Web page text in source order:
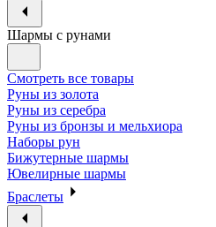
Шармы с рунами
Смотреть все товары
Руны из золота
Руны из серебра
Руны из бронзы и мельхиора
Наборы рун
Бижутерные шармы
Ювелирные шармы
Браслеты